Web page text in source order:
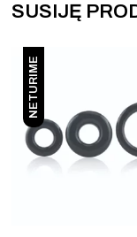
SUSIJĘ
NETURIME